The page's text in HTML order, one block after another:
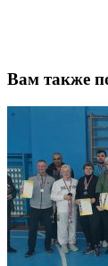
Вам также